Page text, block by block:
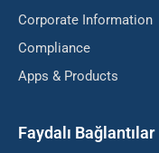
Corporate Information
Compliance
Apps & Products
Faydalı Bağlantılar